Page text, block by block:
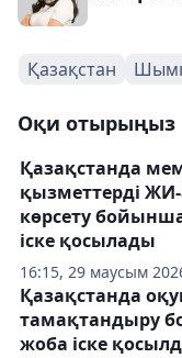
Қазақстан
Оқи отырыңыз
16:15, 29 маусым
Қазақстанда
қызметтерді
көрсету
іске қосылады
Қазақстанда
тамақтандыру
жоба іске